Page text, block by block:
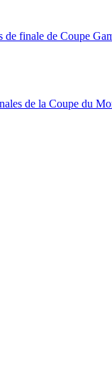
finale de Coupe
de la Coupe du